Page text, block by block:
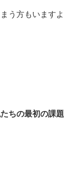
う方もいますよ
ちの最初の課題